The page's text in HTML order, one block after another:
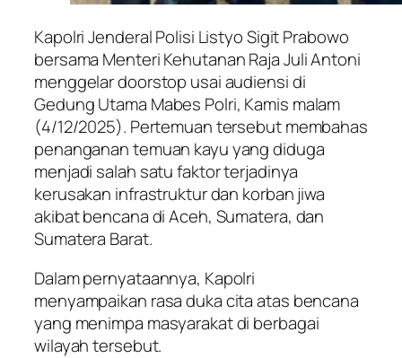
Kapolri Jenderal Polisi Listyo Sigit Prabowo
bersama Menteri Kehutanan Raja Juli Antoni
menggelar doorstop usai audiensi di
Gedung Utama Mabes Polri, Kamis malam
(4/12/2025). Pertemuan tersebut membahas
penanganan temuan kayu yang diduga
menjadi salah satu faktor terjadinya
kerusakan infrastruktur dan korban jiwa
akibat bencana di Aceh, Sumatera, dan
Sumatera Barat.
Dalam pernyataannya, Kapolri
menyampaikan rasa duka cita atas bencana
yang menimpa masyarakat di berbagai
wilayah tersebut.